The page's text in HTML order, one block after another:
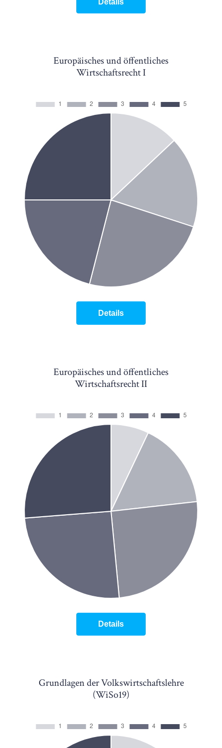
Details
Europäisches und öffentliches
Wirtschaftsrecht I
Details
Europäisches und öffentliches
Wirtschaftsrecht II
Details
Grundlagen der Volkswirtschaftslehre
(WiSo19)